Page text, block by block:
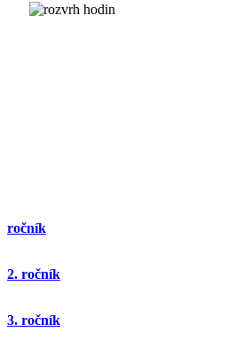
ročník
2. ročník
3. ročník